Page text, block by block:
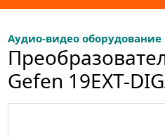
Аудио-видео оборудование
Gefen 19EXT-